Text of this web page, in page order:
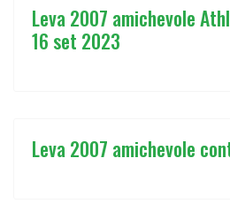
Leva 2007 amichevole
16 set 2023
Leva 2007 amichevole